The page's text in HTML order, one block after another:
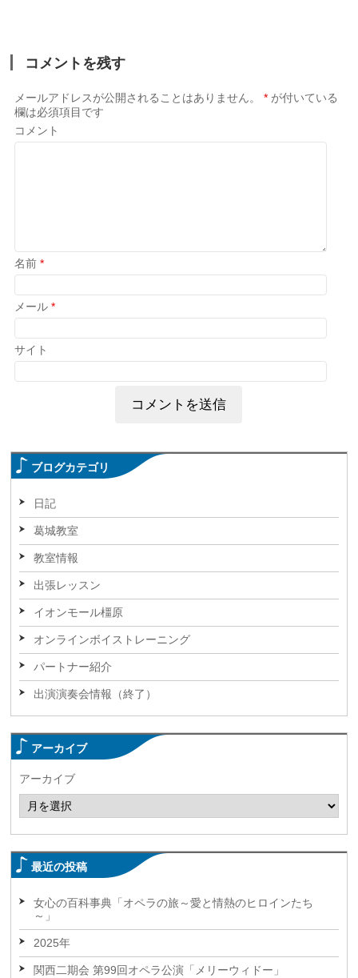
コメントを残す
メールアドレスが公開されることはありません。 * が付いている
欄は必須項目です
コメント
名前*
メール*
サイト
ブログカテゴリ
日記
葛城教室
教室情報
出張レッスン
イオンモール橿原
オンラインボイストレーニング
パートナー紹介
出演演奏会情報（終了）
アーカイブ
アーカイブ
最近の投稿
女心の百科事典「オペラの旅～愛と情熱のヒロインたち
～」
2025年
関西二期会 第99回オペラ公演「メリーウィドー」